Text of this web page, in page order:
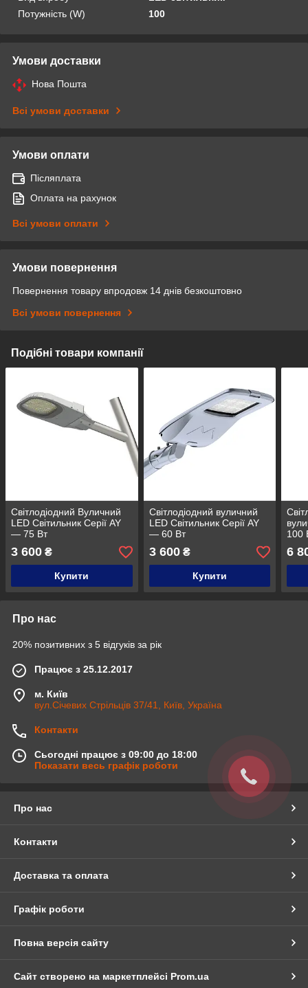
Потужність (W)
100
Умови доставки
Нова Пошта
Всі умови доставки
Умови оплати
Післяплата
Оплата на рахунок
Всі умови оплати
Умови повернення
Повернення товару впродовж 14 днів безкоштовно
Всі умови повернення
Подібні товари компанії
Світлодіодний Вуличний
LED Світильник Серії AY
— 75 Вт
3 600 ₴
Купити
Світлодіодний вуличний
LED Світильник Серії AY
— 60 Вт
3 600₴
Купити
100
6
Про нас
20% позитивних з 5 відгуків за рік
Працює з 25.12.2017
м. Київ
вул.Січевих Стрільців 37/41, Київ, Україна
Контакти
Сьогодні працює з 09:00 до 18:00
Показати весь графік роботи
Про нас
Контакти
Доставка та оплата
Графік роботи
Повна версія сайту
Сайт створено на маркетплейсі Prom.ua